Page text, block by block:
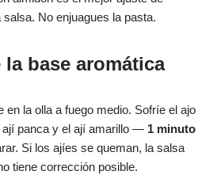
No enjuagues la pasta.
base aromática
en la olla a fuego medio. Sofríe el ajo
ají panca y el ají amarillo — 1 minuto
Si los ajíes se queman, la salsa
tiene corrección posible.